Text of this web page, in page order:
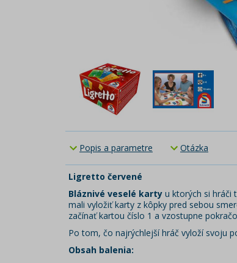
Popis a parametre Otázka
Ligretto červené
Bláznivé veselé karty u ktorých si hráči
mali vyložiť karty z kôpky pred sebou
začínať kartou číslo 1 a vzostupne
Po tom, čo najrýchlejší hráč vyloží svoju
Obsah balenia: